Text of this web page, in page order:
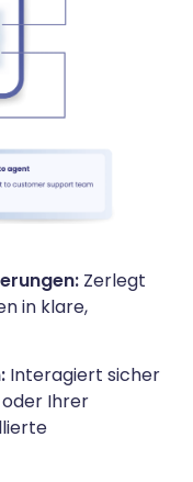
Zerlegt
in klare,
Interagiert sicher
Ihrer